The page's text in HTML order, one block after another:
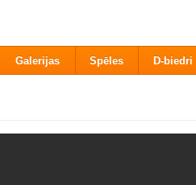
Galerijas Spēles D-biedri